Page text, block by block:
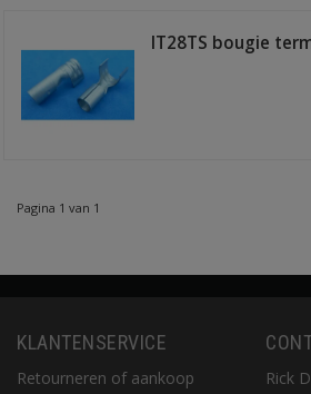
IT28TS bougie
Pagina 1 van 1
KLANTENSERVICE
Retourneren of aankoop
Rick